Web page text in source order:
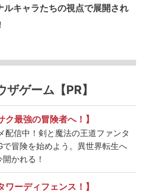
ルキャラたちの視点で展開され
！
ゲーム【PR】
ク最強の冒険者へ！】
配信中！剣と魔法の王道ファンタ
で冒険を始めよう。異世界転生へ
かれる！
ワーディフェンス！】